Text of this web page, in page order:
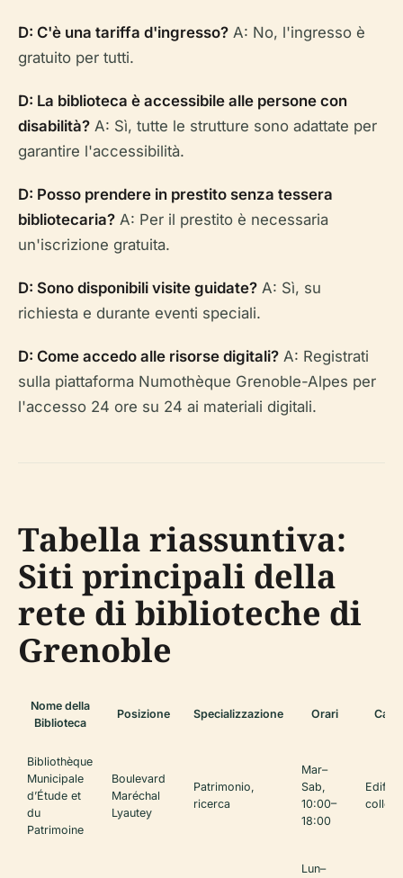
D: C'è una tariffa d'ingresso? A: No, l'ingresso è
gratuito per tutti.
D: La biblioteca è accessibile alle persone con
disabilità? A: Sì, tutte le strutture sono adattate per
garantire l'accessibilità.
D: Posso prendere in prestito senza tessera
bibliotecaria? A: Per il prestito è necessaria
un'iscrizione gratuita.
D: Sono disponibili visite guidate? A: Sì, su
richiesta e durante eventi speciali.
D: Come accedo alle risorse digitali? A: Registrati
sulla piattaforma Numothèque Grenoble-Alpes per
l'accesso 24 ore su 24 ai materiali digitali.
Tabella riassuntiva:
Siti principali della
rete di biblioteche di
Grenoble
Nome della
Biblioteca
Posizione Specializzazione Orari
Bibliothèque
Municipale
d’Étude et
du
Patrimoine
Boulevard
Maréchal
Lyautey
Patrimonio,
ricerca
Mar–
Sab,
10:00–
18:00
Lun–